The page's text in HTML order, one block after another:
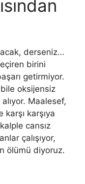
derseniz…
birini
getirmiyor.
oksijensiz
Maalesef,
karşıya
cansız
çalışıyor,
ölümü diyoruz.